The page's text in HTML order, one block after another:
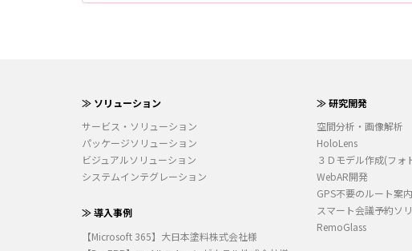
≫ ソリューション
サービス・ソリューション
パッケージソリューション
ビジュアルソリューション
システムインテグレーション
≫ 導入事例
【Microsoft 365】大日本塗料株式会社様
≫ 研究開発
空間分析・画像解析
HoloLens
３Ｄモデル作成(フォ
WebAR開発
GPS不要のルート案
スマート会議予約ソ
RemoGlass